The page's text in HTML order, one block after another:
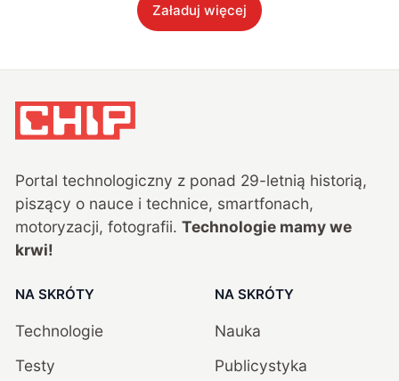
Załaduj więcej
Portal technologiczny z ponad 29-letnią historią,
piszący o nauce i technice, smartfonach,
motoryzacji, fotografii. Technologie mamy we
krwi!
NA SKRÓTY
Technologie
Testy
NA SKRÓTY
Nauka
Publicystyka